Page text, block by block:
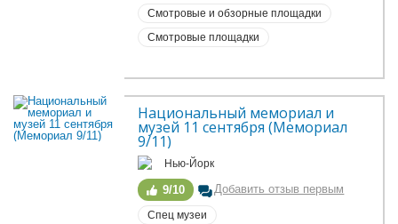
Смотровые и обзорные площадки
Смотровые площадки
Национальный мемориал и
музей 11 сентября (Мемориал
9/11)
Нью-Йорк
9/10 Добавить отзыв первым
Спец музеи